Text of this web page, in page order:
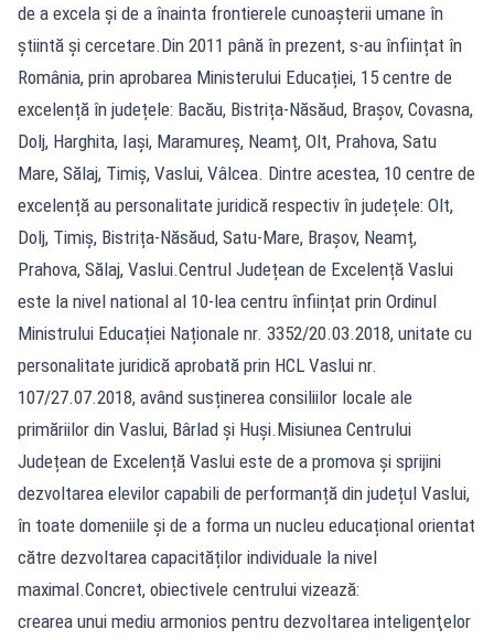
de a excela și de a înainta frontierele cunoașterii umane în
știintă și cercetare.Din 2011 până în prezent, s-au înființat în
România, prin aprobarea Ministerului Educației, 15 centre de
excelență în județele: Bacău, Bistrița-Năsăud, Brașov, Covasna,
Dolj, Harghita, Iași, Maramureș, Neamț, Olt, Prahova, Satu
Mare, Sălaj, Timiș, Vaslui, Vâlcea. Dintre acestea, 10 centre de
excelență au personalitate juridică respectiv în județele: Olt,
Dolj, Timiș, Bistrița-Năsăud, Satu-Mare, Brașov, Neamț,
Prahova, Sălaj, Vaslui.Centrul Județean de Excelență Vaslui
este la nivel national al 10-lea centru înființat prin Ordinul
Ministrului Educației Naționale nr. 3352/20.03.2018, unitate cu
personalitate juridică aprobată prin HCL Vaslui nr.
107/27.07.2018, având susținerea consiliilor locale ale
primăriilor din Vaslui, Bârlad și Huși.Misiunea Centrului
Județean de Excelență Vaslui este de a promova și sprijini
dezvoltarea elevilor capabili de performanță din județul Vaslui,
în toate domeniile și de a forma un nucleu educațional orientat
către dezvoltarea capacităților individuale la nivel
maximal.Concret, obiectivele centrului vizează:
crearea unui mediu armonios pentru dezvoltarea inteligenţelor